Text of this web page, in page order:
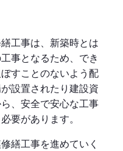
工事は、新築時とは
事となるため、でき
すことのないよう配
設置されたり建設資
、安全で安心な工事
要があります。
繕工事を進めていく